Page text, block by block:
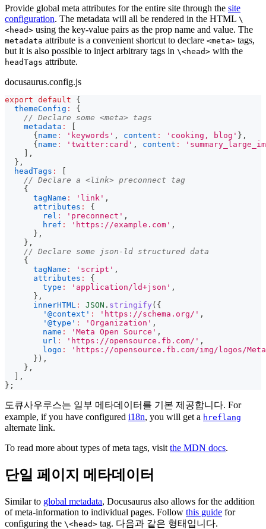
Provide global meta attributes for the entire site through the site
configuration. The metadata will all be rendered in the HTML \
<head> using the key-value pairs as the prop name and value. The
metadata attribute is a convenient shortcut to declare <meta> tags,
but it is also possible to inject arbitrary tags in \<head> with the
headTags attribute.
docusaurus.config.js
export default
{
themeConfig :
{
// Declare some <meta> tags
metadata :
{ name : 'keywords' , content : 'cooking, blog' } ,
{ name : 'twitter:card' , content :
,
} ,
headTags :
// Declare a <link> preconnect tag
{
tagName : 'link' ,
attributes :
{
rel : 'preconnect' ,
href : 'https://example.com' ,
} ,
} ,
// Declare some json-ld structured data
{
tagName : 'script' ,
attributes :
{
type : 'application/ld+json' ,
} ,
innerHTML : JSON . stringify ( {
'@context' : 'https://schema.org/' ,
'@type' : 'Organization' ,
name : 'Meta Open Source' ,
url : 'https://opensource.fb.com/' ,
logo :
'https://opensource.fb.com/img/logos/
} ) ,
} ,
,
} ;
도큐사우루스는 일부 메타데이터를 기본 제공합니다. For
example, if you have configured i18n, you will get a hreflang
alternate link.
To read more about types of meta tags, visit the MDN docs.
단일 페이지 메타데이터
Similar to global metadata, Docusaurus also allows for the addition
of meta-information to individual pages. Follow this guide for
configuring the \<head> tag. 다음과 같은 형태입니다.